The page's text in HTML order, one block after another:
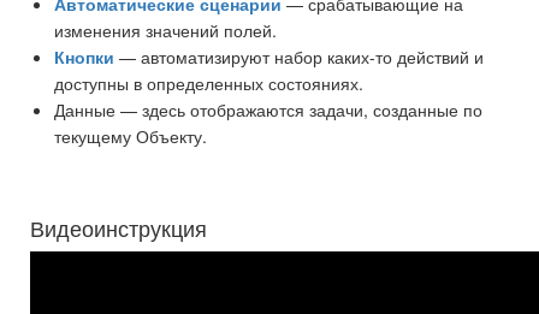
изменения значений полей.
Кнопки — автоматизируют набор каких-то действий и
доступны в определенных состояниях.
Данные — здесь отображаются задачи, созданные по
текущему Объекту.
Видеоинструкция